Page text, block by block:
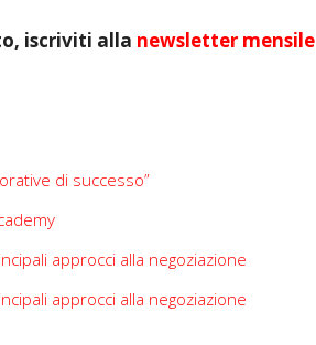
iscriviti alla newsletter mensile
di successo”
approcci alla negoziazione
approcci alla negoziazione